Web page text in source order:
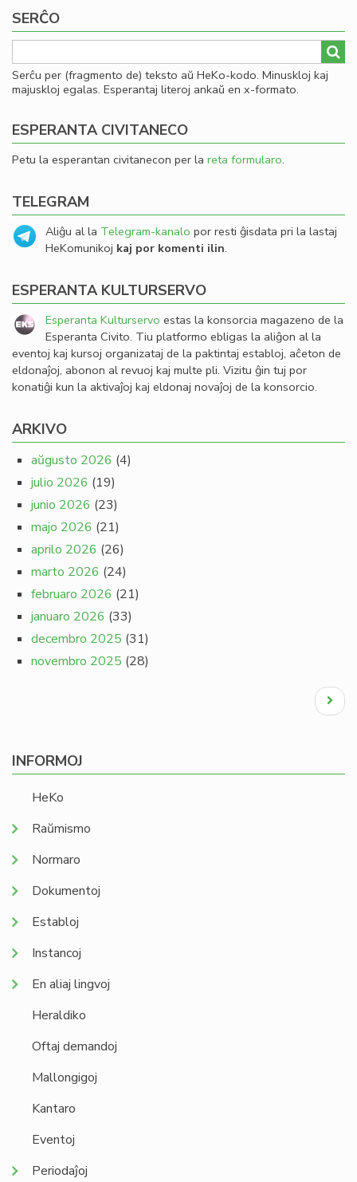
SERĈO
Serĉu per (fragmento de) teksto aŭ HeKo-kodo. Minuskloj kaj
majuskloj egalas. Esperantaj literoj ankaŭ en x-formato.
ESPERANTA CIVITANECO
Petu la esperantan civitanecon per la reta formularo.
TELEGRAM
Aliĝu al la Telegram-kanalo por resti ĝisdata pri la lastaj
HeKomunikoj kaj por komenti ilin.
ESPERANTA KULTURSERVO
Esperanta Kulturservo estas la konsorcia magazeno de la
Esperanta Civito. Tiu platformo ebligas la aliĝon al la
eventoj kaj kursoj organizataj de la paktintaj establoj, aĉeton de
eldonaĵoj, abonon al revuoj kaj multe pli. Vizitu ĝin tuj por
konatiĝi kun la aktivaĵoj kaj eldonaj novaĵoj de la konsorcio.
ARKIVO
aŭgusto 2026 (4)
julio 2026 (19)
junio 2026 (23)
majo 2026 (21)
aprilo 2026 (26)
marto 2026 (24)
februaro 2026 (21)
januaro 2026 (33)
decembro 2025 (31)
novembro 2025 (28)
Next
page
INFORMOJ
HeKo
Raŭmismo
Normaro
Dokumentoj
Establoj
Instancoj
En aliaj lingvoj
Heraldiko
Oftaj demandoj
Mallongigoj
Kantaro
Eventoj
Periodaĵoj